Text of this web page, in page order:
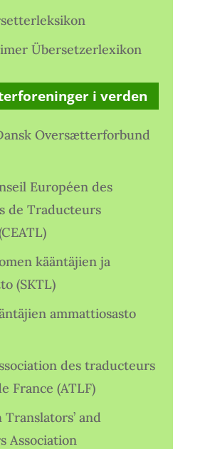
Übersetzerlexikon
i verden
Oversætterforbund
Européen des
de Traducteurs
kääntäjien ja
(SKTL)
ammattiosasto
des traducteurs
France (ATLF)
and
Association